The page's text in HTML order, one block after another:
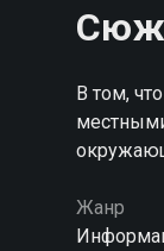
В том,
Жанр